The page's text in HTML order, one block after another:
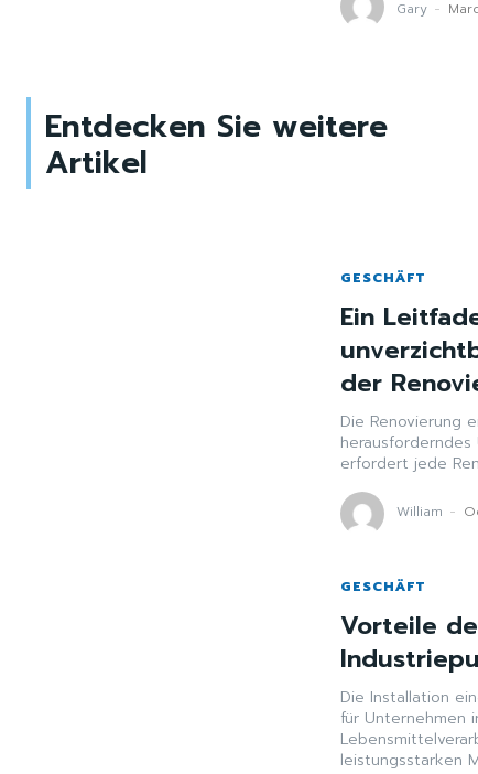
Gary -
Entdecken Sie weitere
Artikel
GESCHÄFT
Ein
der
Die Renovierung
erfordert jede
William -
GESCHÄFT
Vorteile
Die Installation
für Unternehmen
leistungsstarken